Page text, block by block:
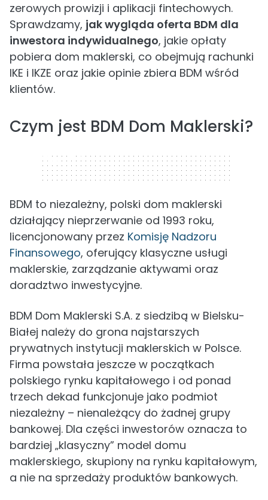
zerowych prowizji i aplikacji fintechowych.
Sprawdzamy, jak wygląda oferta BDM dla
inwestora indywidualnego, jakie opłaty
pobiera dom maklerski, co obejmują rachunki
IKE i IKZE oraz jakie opinie zbiera BDM wśród
klientów.
Czym jest BDM Dom Maklerski?
320 x 50
BDM to niezależny, polski dom maklerski
działający nieprzerwanie od 1993 roku,
licencjonowany przez Komisję Nadzoru
Finansowego, oferujący klasyczne usługi
maklerskie, zarządzanie aktywami oraz
doradztwo inwestycyjne.
BDM Dom Maklerski S.A. z siedzibą w Bielsku-
Białej należy do grona najstarszych
prywatnych instytucji maklerskich w Polsce.
Firma powstała jeszcze w początkach
polskiego rynku kapitałowego i od ponad
trzech dekad funkcjonuje jako podmiot
niezależny – nienależący do żadnej grupy
bankowej. Dla części inwestorów oznacza to
bardziej „klasyczny” model domu
maklerskiego, skupiony na rynku kapitałowym,
a nie na sprzedaży produktów bankowych.